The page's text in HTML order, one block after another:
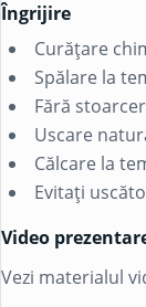
Îngrijire
Curățare
Spălare la
Fără
Uscare
Călcare la
Evitați
Video
Vezi materialul